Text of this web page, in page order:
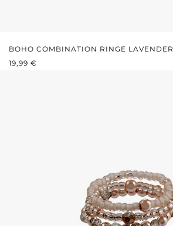
BOHO COMBINATION RINGE LAVENDER
REGULÄRER PREIS:
19,99 €